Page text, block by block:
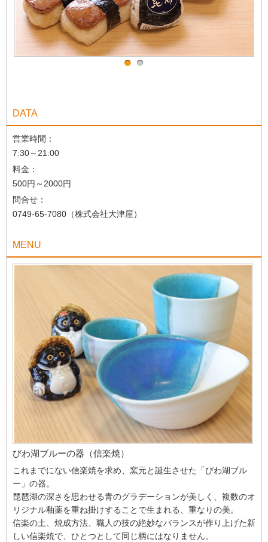
DATA
営業時間：
7:30～21:00
料金：
500円～2000円
問合せ：
0749-65-7080（株式会社大津屋）
MENU
びわ湖ブルーの器（信楽焼）
これまでにない信楽焼を求め、窯元と誕生させた「びわ湖ブル
ー」の器。
琵琶湖の深さを思わせる青のグラデーションが美しく、複数のオ
リジナル釉薬を重ね掛けすることで生まれる、重なりの美。
信楽の土、焼成方法、職人の技の絶妙なバランスが作り上げた新
しい信楽焼で、ひとつとして同じ柄にはなりません。